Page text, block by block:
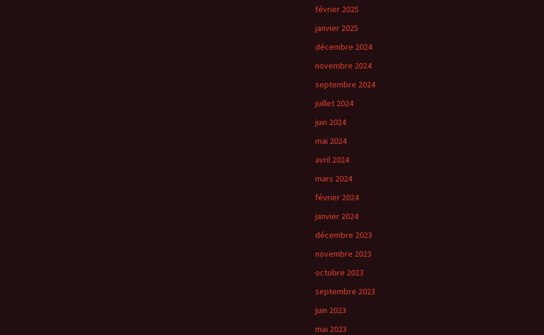
février 2025
janvier 2025
décembre 2024
novembre 2024
septembre 2024
juillet 2024
juin 2024
mai 2024
avril 2024
mars 2024
février 2024
janvier 2024
décembre 2023
novembre 2023
octobre 2023
septembre 2023
juin 2023
mai 2023